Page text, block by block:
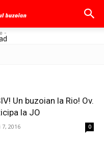
-
Un buzoian la Rio! Ov.
la JO
7, 2016 0